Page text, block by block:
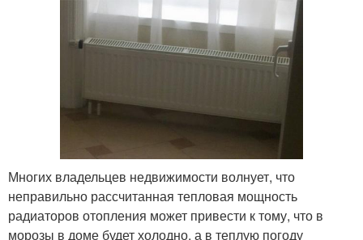
Многих владельцев недвижимости волнует, что
неправильно рассчитанная тепловая мощность
радиаторов отопления может привести к тому, что в
морозы в доме будет холодно, а в теплую погоду